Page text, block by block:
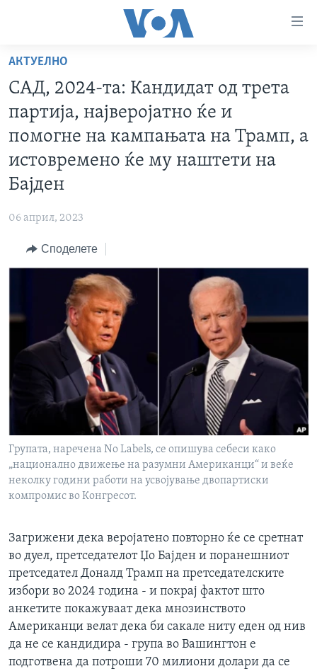
пристапност
Премини
на
главната
содржина
до
страната
навигација
РУБРИКИ
СВЕТ
ЗДРАВЈЕ
УМЕТНОСТ И ЗАБАВА
ИНТЕРВЈУА
ФОТОГАЛЕРИИ
АРХИВИРАНА ПРОГРАМА
ИЗБОРИ ВО САД 2020 - АРХИВА
Јазици
АКТУЕЛНО
САД, 2024-та: Кандидат од трета
партија, најверојатно ќе и
помогне на кампањата на Трамп, а
истовремено ќе му наштети на
Бајден
06 април, 2023
Споделете
Групата, наречена No Labels, се опишува себеси како
„национално движење на разумни Американци“ и веќе
неколку години работи на усвојување двопартиски
компромис во Конгресот.
Загрижени дека веројатено повторно ќе се сретнат
во дуел, претседателот Џо Бајден и поранешниот
претседател Доналд Трамп на претседателските
избори во 2024 година - и покрај фактот што
анкетите покажуваат дека мнозинството
Американци велат дека би сакале ниту еден од нив
да не се кандидира - група во Вашингтон е
подготвена да потроши 70 милиони долари да се